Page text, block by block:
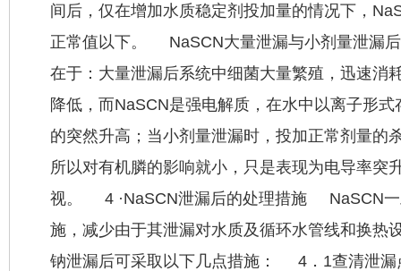
间后，仅在增加水质稳定剂投加量的情况下，
正常值以下。 NaSCN大量泄漏与小剂量泄漏
在于：大量泄漏后系统中细菌大量繁殖，迅速消
降低，而NaSCN是强电解质，在水中以离子形
的突然升高；当小剂量泄漏时，投加正常剂量的
所以对有机膦的影响就小，只是表现为电导率突
视。 4 ·NaSCN泄漏后的处理措施 NaSCN一
施，减少由于其泄漏对水质及循环水管线和换热
钠泄漏后可采取以下几点措施： 4．1查清泄